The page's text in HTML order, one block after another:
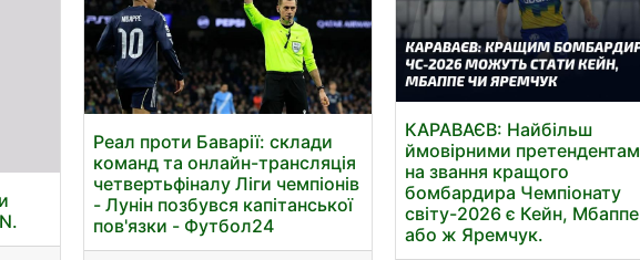
Реал проти Баварії: склади
команд та онлайн-трансляція
четвертьфіналу Ліги чемпіонів
- Лунін позбувся капітанської
пов'язки - Футбол24
КАРАВАЄВ: Найбільш
ймовірними
на звання кращого
бомбардира Чемпіонату
світу-2026 є Кейн, Мбаппе
або ж Яремчук.